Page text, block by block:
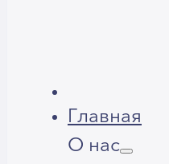
Главная
О нас